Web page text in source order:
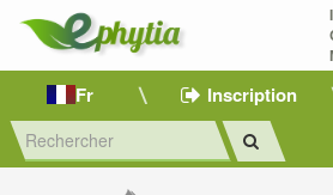
Fr Inscription